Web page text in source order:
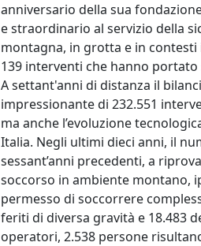
anniversario della sua
e straordinario al servizio della
montagna, in grotta e in contesti
139 interventi che hanno
A settant'anni di distanza il
impressionante di 232.551
ma anche l’evoluzione
Italia. Negli ultimi dieci anni, il
sessant’anni precedenti, a
soccorso in ambiente montano,
permesso di soccorrere
feriti di diversa gravità e 18.483
operatori, 2.538 persone